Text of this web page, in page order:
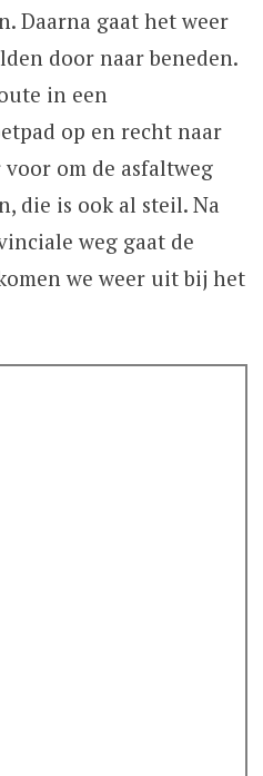
Daarna gaat het weer
door naar beneden.
in een
op en recht naar
om de asfaltweg
die is ook al steil. Na
weg gaat de
we weer uit bij het